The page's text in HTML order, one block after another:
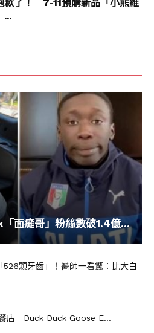
歉了！ 7-11預購新品「小熊維
...
面癱哥」粉絲數破1.4億...
526顆牙齒」！醫師一看驚：比大白
店 Duck Duck Goose E...